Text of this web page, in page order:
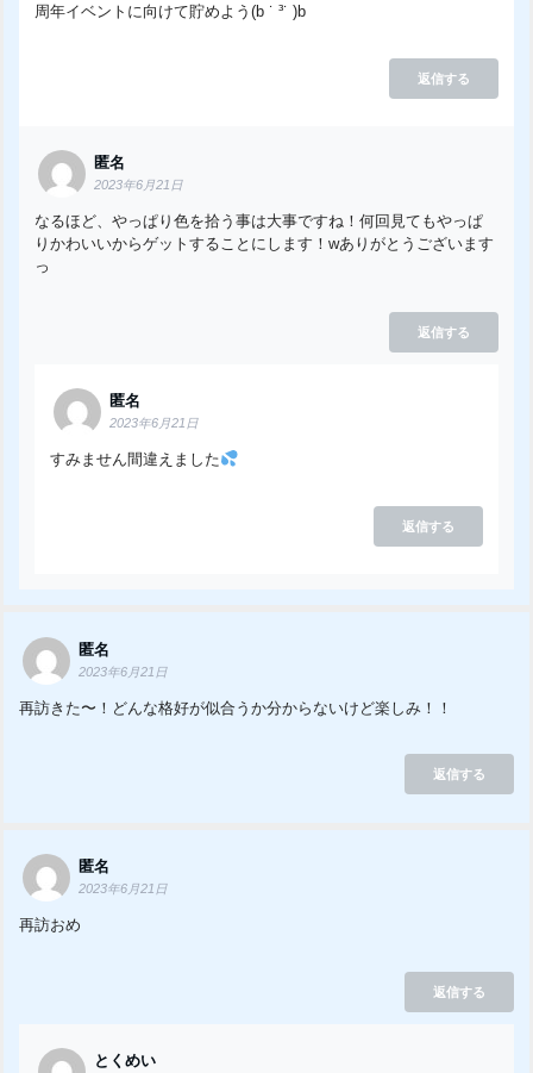
周年イベントに向けて貯めよう(b ˙ ³˙ )b
返信する
匿名
2023年6月21日
なるほど、やっぱり色を拾う事は大事ですね！何回見てもやっぱ
りかわいいからゲットすることにします！wありがとうございます
っ
返信する
匿名
2023年6月21日
すみません間違えました
返信する
匿名
2023年6月21日
再訪きた〜！どんな格好が似合うか分からないけど楽しみ！！
返信する
匿名
2023年6月21日
再訪おめ
返信する
とくめい